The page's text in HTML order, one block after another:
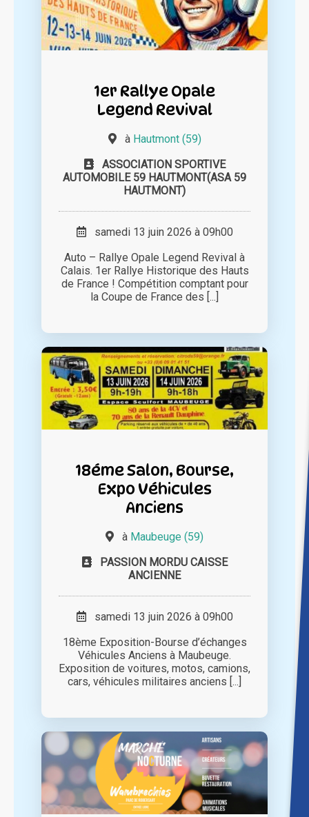
1er Rallye Opale
Legend Revival
à Hautmont (59)
ASSOCIATION SPORTIVE
AUTOMOBILE 59 HAUTMONT(ASA 59
HAUTMONT)
samedi 13 juin 2026 à 09h00
Auto – Rallye Opale Legend Revival à
Calais. 1er Rallye Historique des Hauts
de France ! Compétition comptant pour
la Coupe de France des [...]
18éme Salon, Bourse,
Expo Véhicules
Anciens
à Maubeuge (59)
PASSION MORDU CAISSE
ANCIENNE
samedi 13 juin 2026 à 09h00
18ème Exposition-Bourse d’échanges
Véhicules Anciens à Maubeuge.
Exposition de voitures, motos, camions,
cars, véhicules militaires anciens [...]